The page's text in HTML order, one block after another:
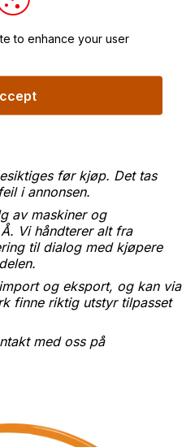
– ta kontakt for et
før kjøp. Det tas
i annonsen.
av maskiner og
Vi håndterer alt fra
til dialog med kjøpere
og eksport, og kan via
finne riktig utstyr tilpasset
med oss på
to enhance your user